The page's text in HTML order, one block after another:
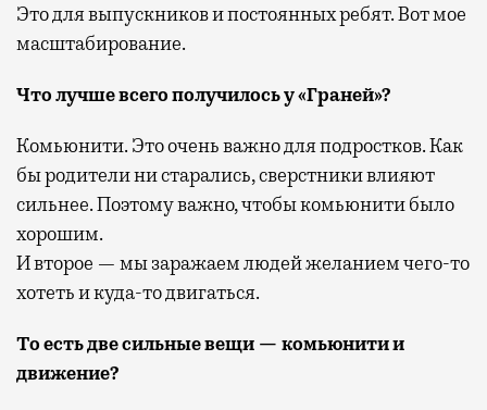
Это для выпускников и постоянных ребят. Вот мое
масштабирование.
Что лучше всего получилось у «Граней»?
Комьюнити. Это очень важно для подростков. Как
бы родители ни старались, сверстники влияют
сильнее. Поэтому важно, чтобы комьюнити было
хорошим.
И второе — мы заражаем людей желанием чего-то
хотеть и куда-то двигаться.
То есть две сильные вещи — комьюнити и
движение?